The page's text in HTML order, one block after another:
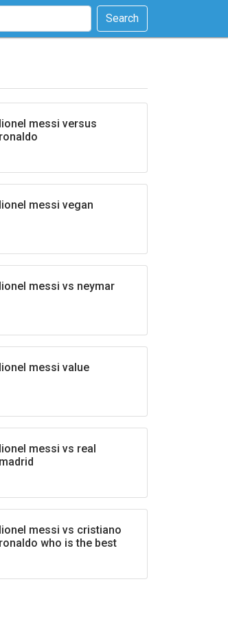
Search
lionel messi versus
ronaldo
lionel messi vegan
lionel messi vs neymar
lionel messi value
lionel messi vs real
madrid
lionel messi vs cristiano
ronaldo who is the best